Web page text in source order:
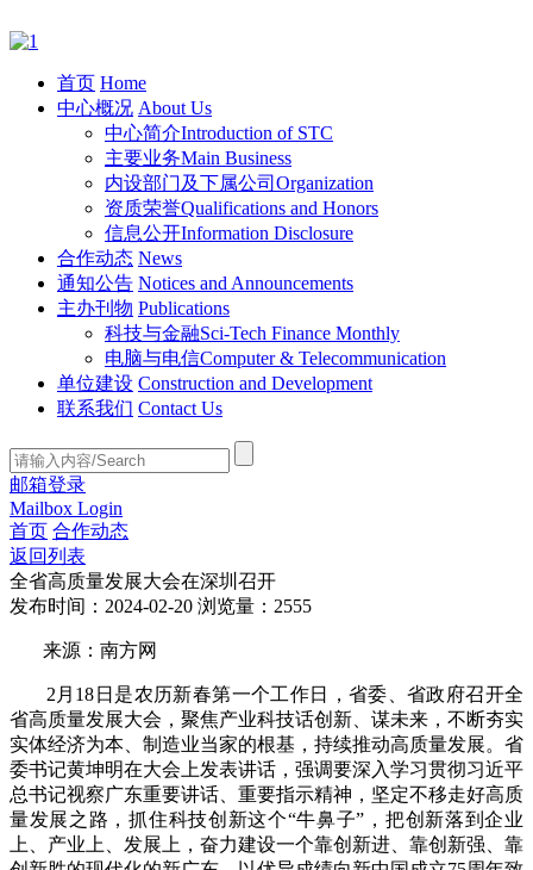
首页 Home
中心概况 About Us
中心简介Introduction of STC
主要业务Main Business
内设部门及下属公司 Organization
资质荣誉Qualifications and Honors
信息公开Information Disclosure
合作动态 News
通知公告 Notices and Announcements
主办刊物 Publications
科技与金融Sci-Tech Finance Monthly
电脑与电信Computer & Telecommunication
单位建设 Construction and Development
联系我们 Contact Us
邮箱登录
Mailbox Login
首页 合作动态
返回列表
全省高质量发展大会在深圳召开
发布时间：2024-02-20 浏览量：2555
来源：南方网
2月18日是农历新春第一个工作日，省委、省政府召开全
省高质量发展大会，聚焦产业科技话创新、谋未来，不断夯实
实体经济为本、制造业当家的根基，持续推动高质量发展。省
委书记黄坤明在大会上发表讲话，强调要深入学习贯彻习近平
总书记视察广东重要讲话、重要指示精神，坚定不移走好高质
量发展之路，抓住科技创新这个“牛鼻子”，把创新落到企业
上、产业上、发展上，奋力建设一个靠创新进、靠创新强、靠